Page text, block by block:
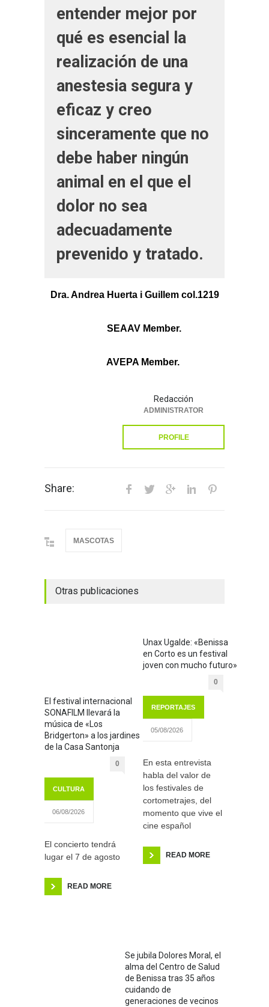
entender mejor por
qué es esencial la
realización de una
anestesia segura y
eficaz y creo
sinceramente que no
debe haber ningún
animal en el que el
dolor no sea
adecuadamente
prevenido y tratado.
Dra. Andrea Huerta i Guillem col.1219
SEAAV Member.
AVEPA Member.
Redacción
ADMINISTRATOR
PROFILE
Share:
MASCOTAS
Otras publicaciones
El festival internacional
SONAFILM llevará la
música de «Los
Bridgerton» a los jardines
de la Casa Santonja
0
CULTURA
06/08/2026
El concierto tendrá
lugar el 7 de agosto
READ MORE
Unax Ugalde: «Benissa
en Corto es un festival
joven con mucho futuro»
0
REPORTAJES
05/08/2026
En esta entrevista
habla del valor de
los festivales de
cortometrajes, del
momento que vive el
cine español
READ MORE
Se jubila Dolores Moral, el
alma del Centro de Salud
de Benissa tras 35 años
cuidando de
generaciones de vecinos